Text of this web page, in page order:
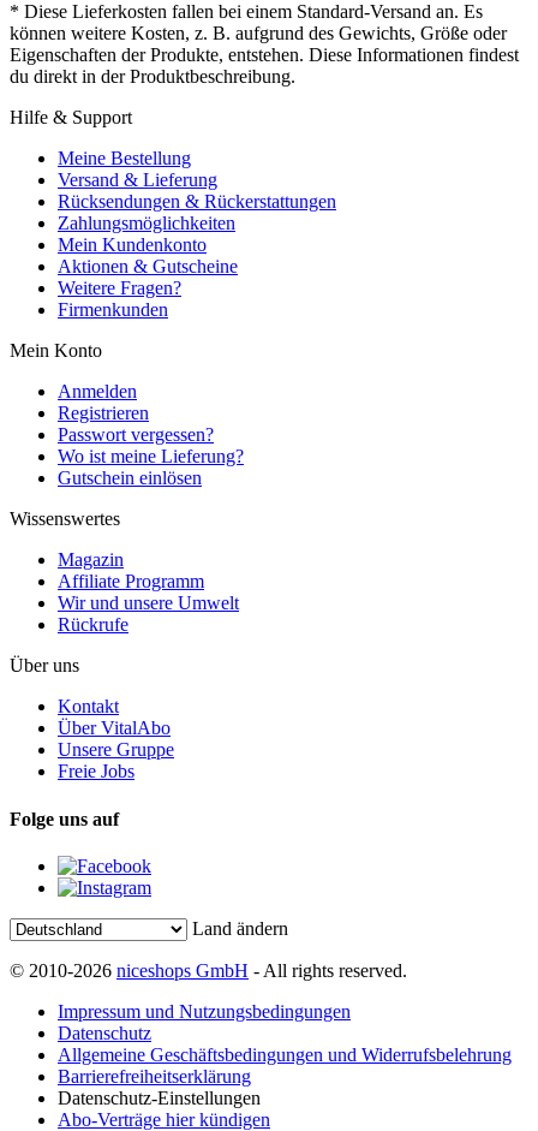
* Diese Lieferkosten fallen bei einem Standard-Versand an. Es
können weitere Kosten, z. B. aufgrund des Gewichts, Größe oder
Eigenschaften der Produkte, entstehen. Diese Informationen findest
du direkt in der Produktbeschreibung.
Hilfe & Support
Meine Bestellung
Versand & Lieferung
Rücksendungen & Rückerstattungen
Zahlungsmöglichkeiten
Mein Kundenkonto
Aktionen & Gutscheine
Weitere Fragen?
Firmenkunden
Mein Konto
Anmelden
Registrieren
Passwort vergessen?
Wo ist meine Lieferung?
Gutschein einlösen
Wissenswertes
Magazin
Affiliate Programm
Wir und unsere Umwelt
Rückrufe
Über uns
Kontakt
Über VitalAbo
Unsere Gruppe
Freie Jobs
Folge uns auf
Land ändern
© 2010-2026 niceshops GmbH - All rights reserved.
Impressum und Nutzungsbedingungen
Datenschutz
Allgemeine Geschäftsbedingungen und Widerrufsbelehrung
Barrierefreiheitserklärung
Datenschutz-Einstellungen
Abo-Verträge hier kündigen